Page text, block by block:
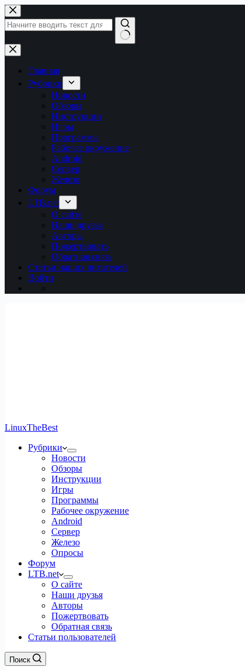
Перейти
к
сути
Ничего
не
найденоГлавная
Рубрики
Новости
Обзоры
Инструкции
Игры
Программы
Рабочее окружение
Android
Сервер
Железо
Форум
LTB.net
О сайте
Наши друзья
Авторы
Пожертвовать
Обратная связь
Статьи наших читателей
Войти
LinuxTheBest
Рубрики
Новости
Обзоры
Инструкции
Игры
Программы
Рабочее окружение
Android
Сервер
Железо
Опросы
Форум
LTB.net
О сайте
Наши друзья
Авторы
Пожертвовать
Обратная связь
Статьи пользователей
Поиск